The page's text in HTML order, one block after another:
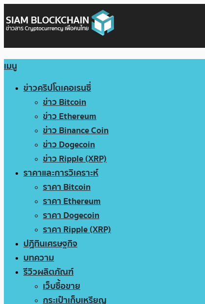
เมนู
ข่าวคริปโตเคอเรนซี่
ข่าว Bitcoin
ข่าว Ethereum
ข่าว Binance Coin
ข่าว Dogecoin
ข่าว Ripple (XRP)
ราคาและการวิเคราะห์
ราคา Bitcoin
ราคา Ethereum
ราคา Dogecoin
ราคา Ripple (XRP)
ปฏิทินเศรษฐกิจ
บทความ
รีวิวผลิตภัณฑ์
เว็บซื้อขาย
กระเป๋าเก็บเหรียญ